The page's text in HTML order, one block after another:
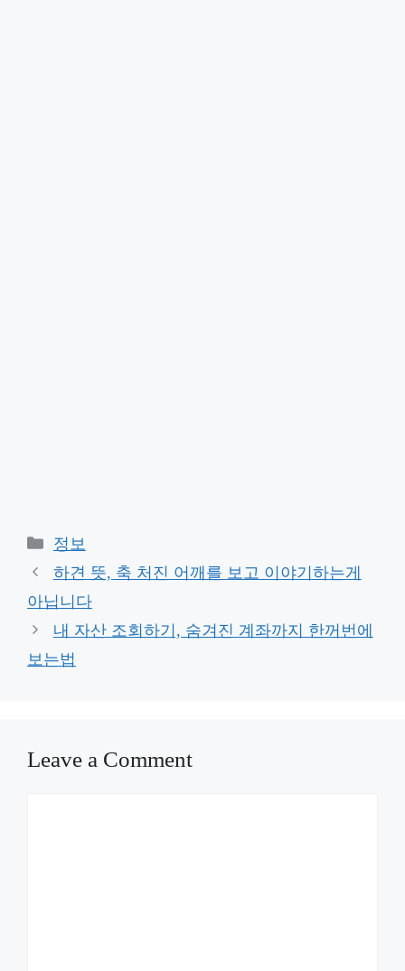
Categories
정보
하견 뜻, 축 처진 어깨를 보고 이야기하는게
아닙니다
내 자산 조회하기, 숨겨진 계좌까지 한꺼번에
보는법
Leave a Comment